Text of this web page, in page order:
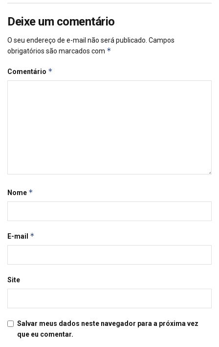
Deixe um comentário
O seu endereço de e-mail não será publicado. Campos
obrigatórios são marcados com *
Comentário *
Nome *
E-mail *
Site
Salvar meus dados neste navegador para a próxima vez
que eu comentar.